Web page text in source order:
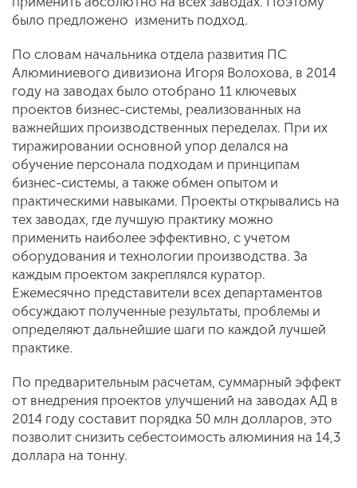
было предложено изменить подход.
По словам начальника отдела развития ПС
Алюминиевого дивизиона Игоря Волохова, в 2014
году на заводах было отобрано 11 ключевых
проектов бизнес-системы, реализованных на
важнейших производственных переделах. При их
тиражировании основной упор делался на
обучение персонала подходам и принципам
бизнес-системы, а также обмен опытом и
практическими навыками. Проекты открывались на
тех заводах, где лучшую практику можно
применить наиболее эффективно, с учетом
оборудования и технологии производства. За
каждым проектом закреплялся куратор.
Ежемесячно представители всех департаментов
обсуждают полученные результаты, проблемы и
определяют дальнейшие шаги по каждой лучшей
практике.
По предварительным расчетам, суммарный эффект
от внедрения проектов улучшений на заводах АД в
2014 году составит порядка 50 млн долларов, это
позволит снизить себестоимость алюминия на 14,3
доллара на тонну.